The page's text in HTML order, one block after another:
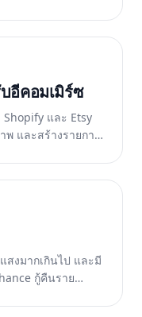
อีคอมเมิร์ซ
และ Etsy
และสร้างรายการ
สงมากเกินไป และมี
กู้คืนราย